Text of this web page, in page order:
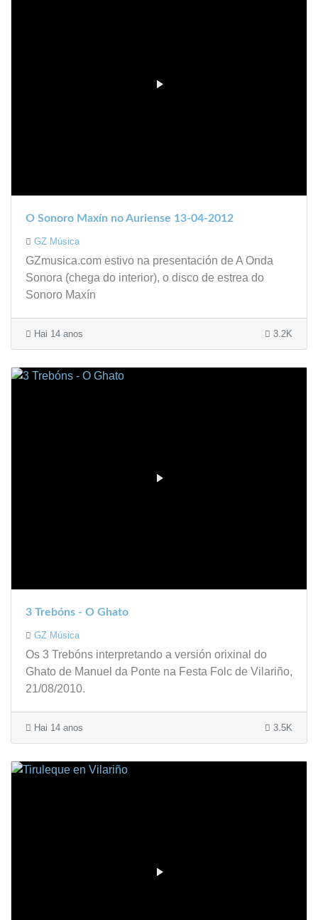
O Sonoro Maxín no Auriense 13-04-2012
GZ Música
GZmusica.com estivo na presentación de A Onda
Sonora (chega do interior), o disco de estrea do
Sonoro Maxín
Hai 14 anos 3.2K
3 Trebóns - O Ghato
GZ Música
Os 3 Trebóns interpretando a versión orixinal do
Ghato de Manuel da Ponte na Festa Folc de Vilariño,
21/08/2010.
Hai 14 anos 3.5K